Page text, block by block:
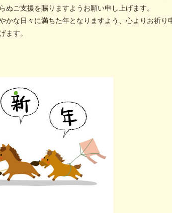
ぬご支援を賜りますようお願い申し上げます。
かな日々に満ちた年となりますよう、心よりお祈り
ます。